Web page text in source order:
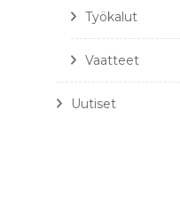
Työkalut
Vaatteet
Uutiset